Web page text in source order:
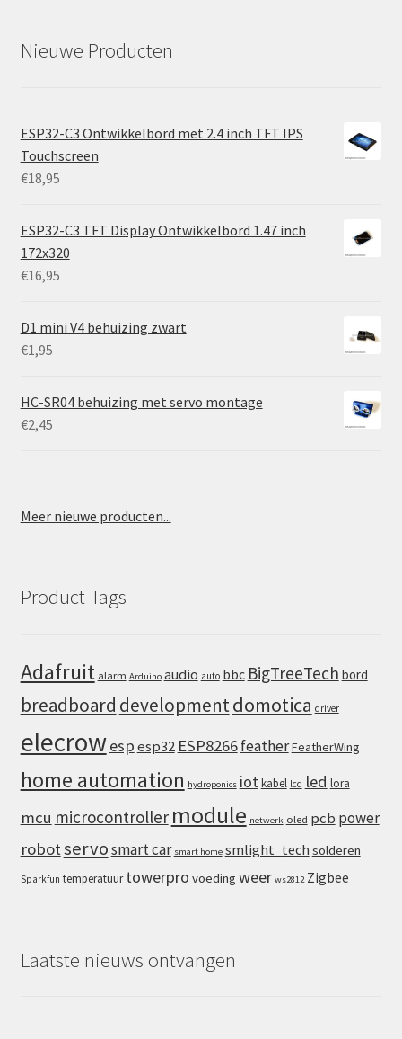
Nieuwe Producten
ESP32-C3 Ontwikkelbord met 2.4 inch TFT IPS
Touchscreen
€18,95
ESP32-C3 TFT Display Ontwikkelbord 1.47 inch
172x320
€16,95
D1 mini V4 behuizing zwart
€1,95
HC-SR04 behuizing met servo montage
€2,45
Meer nieuwe producten...
Product Tags
Adafruit alarm Arduino audio auto bbc BigTreeTech bord
breadboard developmentdomotica driver
elecrowespesp32 ESP8266featherFeatherWing
home automation hydroponics iot kabel lcd led lora
mcu microcontroller module netwerk oled pcb power
robotservosmart car smart home smlight_tech solderen
Sparkfun temperatuur towerpro voeding weer ws2812 Zigbee
Laatste nieuws ontvangen